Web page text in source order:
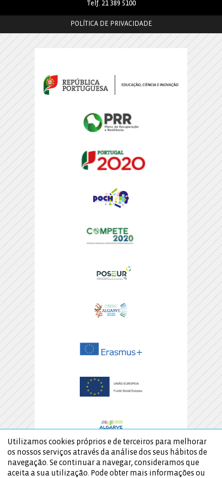
Telf. 21 389 5100
POLÍTICA DE PRIVACIDADE
Utilizamos cookies próprios e de terceiros para melhorar
os nossos serviços através da análise dos seus hábitos de
navegação. Se continuar a navegar, consideramos que
aceita a sua utilização. Pode obter mais informações ou